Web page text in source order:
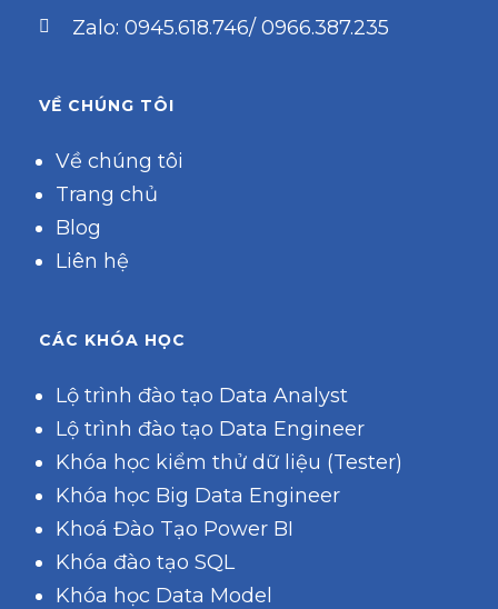
Zalo: 0945.618.746/ 0966.387.235
VỀ CHÚNG TÔI
Về chúng tôi
Trang chủ
Blog
Liên hệ
CÁC KHÓA HỌC
Lộ trình đào tạo Data Analyst
Lộ trình đào tạo Data Engineer
Khóa học kiểm thử dữ liệu (Tester)
Khóa học Big Data Engineer
Khoá Đào Tạo Power BI
Khóa đào tạo SQL
Khóa học Data Model